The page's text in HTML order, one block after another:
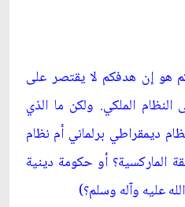
هو إن هدفكم لا يقتصر على
النظام الملكي. ولكن ما الذي
ديمقراطي برلماني أم نظام
الماركسية؟ أو حكومة دينية
عليه وآله وسلم؟)